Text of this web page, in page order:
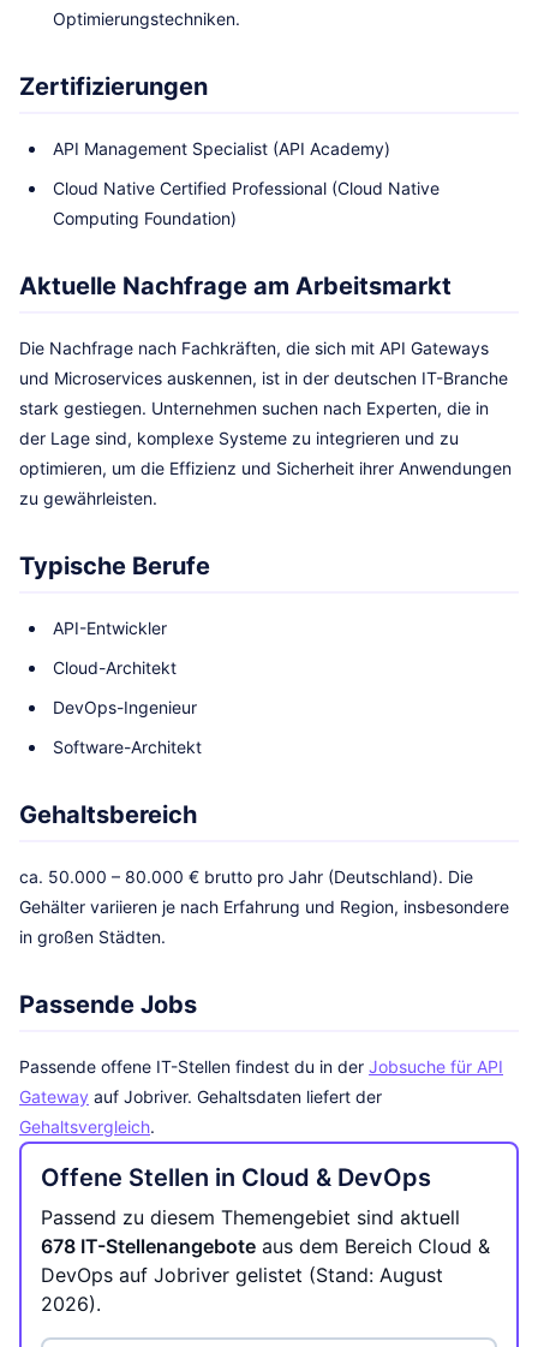
Optimierungstechniken.
Zertifizierungen
API Management Specialist (API Academy)
Cloud Native Certified Professional (Cloud Native
Computing Foundation)
Aktuelle Nachfrage am Arbeitsmarkt
Die Nachfrage nach Fachkräften, die sich mit API Gateways
und Microservices auskennen, ist in der deutschen IT-Branche
stark gestiegen. Unternehmen suchen nach Experten, die in
der Lage sind, komplexe Systeme zu integrieren und zu
optimieren, um die Effizienz und Sicherheit ihrer Anwendungen
zu gewährleisten.
Typische Berufe
API-Entwickler
Cloud-Architekt
DevOps-Ingenieur
Software-Architekt
Gehaltsbereich
ca. 50.000 – 80.000 € brutto pro Jahr (Deutschland). Die
Gehälter variieren je nach Erfahrung und Region, insbesondere
in großen Städten.
Passende Jobs
Passende offene IT-Stellen findest du in der Jobsuche für API
Gateway auf Jobriver. Gehaltsdaten liefert der
Gehaltsvergleich.
Offene Stellen in Cloud & DevOps
Passend zu diesem Themengebiet sind aktuell
678 IT-Stellenangebote aus dem Bereich Cloud &
DevOps auf Jobriver gelistet (Stand: August
2026).